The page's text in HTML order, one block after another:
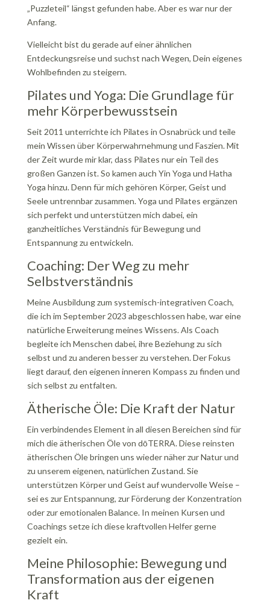
„Puzzleteil“ längst gefunden habe. Aber es war nur der
Anfang.
Vielleicht bist du gerade auf einer ähnlichen
Entdeckungsreise und suchst nach Wegen, Dein eigenes
Wohlbefinden zu steigern.
Pilates und Yoga: Die Grundlage für
mehr Körperbewusstsein
Seit 2011 unterrichte ich Pilates in Osnabrück und teile
mein Wissen über Körperwahrnehmung und Faszien. Mit
der Zeit wurde mir klar, dass Pilates nur ein Teil des
großen Ganzen ist. So kamen auch Yin Yoga und Hatha
Yoga hinzu. Denn für mich gehören Körper, Geist und
Seele untrennbar zusammen. Yoga und Pilates ergänzen
sich perfekt und unterstützen mich dabei, ein
ganzheitliches Verständnis für Bewegung und
Entspannung zu entwickeln.
Coaching: Der Weg zu mehr
Selbstverständnis
Meine Ausbildung zum systemisch-integrativen Coach,
die ich im September 2023 abgeschlossen habe, war eine
natürliche Erweiterung meines Wissens. Als Coach
begleite ich Menschen dabei, ihre Beziehung zu sich
selbst und zu anderen besser zu verstehen. Der Fokus
liegt darauf, den eigenen inneren Kompass zu finden und
sich selbst zu entfalten.
Ätherische Öle: Die Kraft der Natur
Ein verbindendes Element in all diesen Bereichen sind für
mich die ätherischen Öle von dōTERRA. Diese reinsten
ätherischen Öle bringen uns wieder näher zur Natur und
zu unserem eigenen, natürlichen Zustand. Sie
unterstützen Körper und Geist auf wundervolle Weise –
sei es zur Entspannung, zur Förderung der Konzentration
oder zur emotionalen Balance. In meinen Kursen und
Coachings setze ich diese kraftvollen Helfer gerne
gezielt ein.
Meine Philosophie: Bewegung und
Transformation aus der eigenen
Kraft